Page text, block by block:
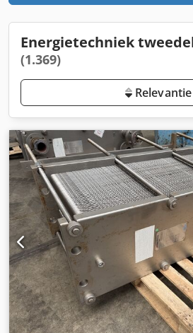
Energietechniek
(1.369)
Relevantie